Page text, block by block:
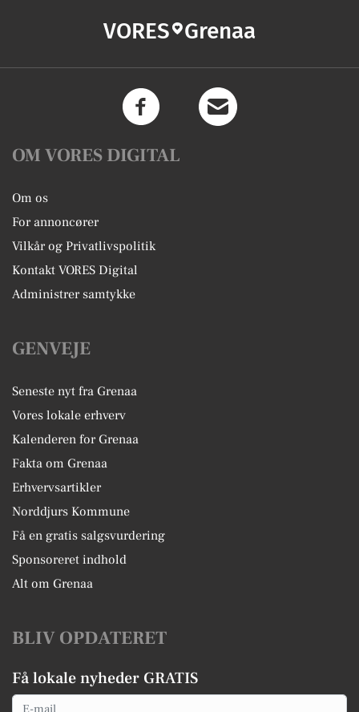
VORES Grenaa
OM VORES DIGITAL
Om os
For annoncører
Vilkår og Privatlivspolitik
Kontakt VORES Digital
Administrer samtykke
GENVEJE
Seneste nyt fra Grenaa
Vores lokale erhverv
Kalenderen for Grenaa
Fakta om Grenaa
Erhvervsartikler
Norddjurs Kommune
Få en gratis salgsvurdering
Sponsoreret indhold
Alt om Grenaa
BLIV OPDATERET
Få lokale nyheder GRATIS
Email